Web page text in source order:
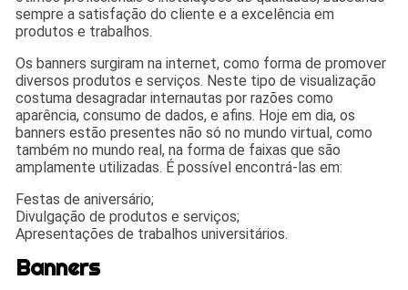
sempre a satisfação do cliente e a excelência em
produtos e trabalhos.
Os banners surgiram na internet, como forma de promover
diversos produtos e serviços. Neste tipo de visualização
costuma desagradar internautas por razões como
aparência, consumo de dados, e afins. Hoje em dia, os
banners estão presentes não só no mundo virtual, como
também no mundo real, na forma de faixas que são
amplamente utilizadas. É possível encontrá-las em:
Festas de aniversário;
Divulgação de produtos e serviços;
Apresentações de trabalhos universitários.
Banners